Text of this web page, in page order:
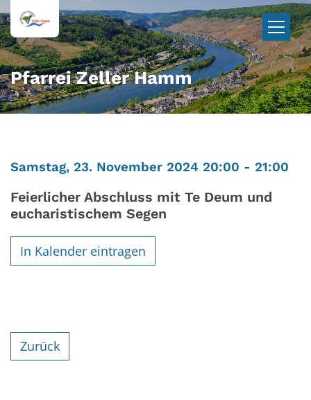
Zum Inhalt springen
Pfarrei Zeller Hamm
Samstag, 23. November 2024 20:00 - 21:00
Feierlicher Abschluss mit Te Deum und
eucharistischem Segen
In Kalender eintragen
Zurück